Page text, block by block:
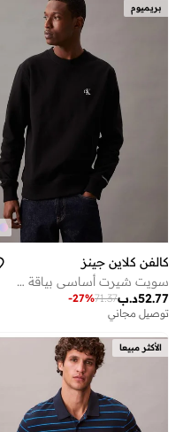
بريميوم
كالفن كلاين جينز
سويت شيرت أساسي بياقة دائرية
د.ب52.77
71.37
-27%
توصيل مجاني
الأكثر مبيعا